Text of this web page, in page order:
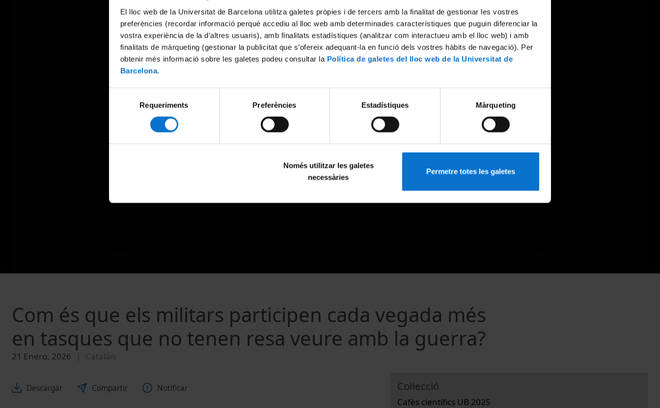
El lloc web de la Universitat de Barcelona utilitza galetes pròpies i de tercers amb la finalitat de gestionar les vostres
preferències (recordar informació perquè accediu al lloc web amb determinades característiques que puguin diferenciar la
vostra experiència de la d’altres usuaris), amb finalitats estadístiques (analitzar com interactueu amb el lloc web) i amb
finalitats de màrqueting (gestionar la publicitat que s’ofereix adequant-la en funció dels vostres hàbits de navegació). Per
obtenir més informació sobre les galetes podeu consultar la Política de galetes del lloc web de la Universitat de
Barcelona.
consentiment
Requeriments Preferències Estadístiques Màrqueting
Només utilitzar les galetes
necessàries
Permetre totes les galetes
Com és que els militars participen cada vegada més
en tasques que no tenen resa veure amb la guerra?
21 Enero, 2026 Catalán
Descargar Compartir Notificar Col·lecció
Cafès científics UB 2025